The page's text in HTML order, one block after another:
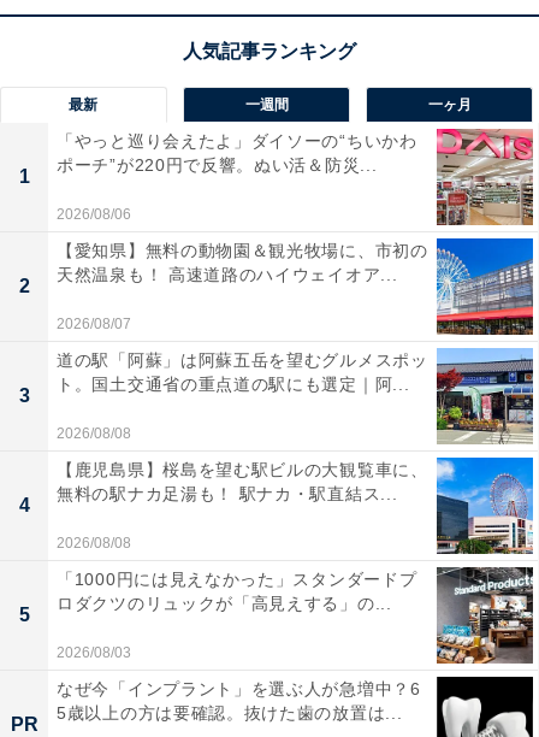
自発的に決められれば、ときには疲れてダレたり、モチ
ベーションが低下したりすることもあるでしょうが、ま
た復活できます。
また、受験軸を決めることは、受験勉強の理由（動機）
を決めることでもあります。
勉強の動機と成績には深い関係があるのをご存じでしょ
うか。ある調査では、「勉強をすることが楽しいから」
「自分の夢をかなえたいから」などの自律的な動機で勉
強する子どもの成績が、動機がないまま勉強をする子よ
り高いということがわかりました。
当然の結果と言えるかもしれませんが、自分で決めた軸
（動機）をベースに、受験に向かうことで成績も上がり
やすくなるといえるでしょう。
次ページ
「軸」を作れば、みるみるうちに
親子ゲンカが減っていく
最新 一週間 一ヶ月
1
「やっと巡り会えたよ」ダイソーの“ちいかわ
ポーチ”が220円で反響。ぬい活＆防災...
2026/08/06
2
【愛知県】無料の動物園＆観光牧場に、市初の
天然温泉も！ 高速道路のハイウェイオア...
2026/08/07
3
道の駅「阿蘇」は阿蘇五岳を望むグルメスポッ
ト。国土交通省の重点道の駅にも選定｜阿...
2026/08/08
4
【鹿児島県】桜島を望む駅ビルの大観覧車に、
無料の駅ナカ足湯も！ 駅ナカ・駅直結ス...
2026/08/08
5
「1000円には見えなかった」スタンダードプ
ロダクツのリュックが「高見えする」の...
2026/08/03
PR
なぜ今「インプラント」を選ぶ人が急増中？6
5歳以上の方は要確認。抜けた歯の放置は...